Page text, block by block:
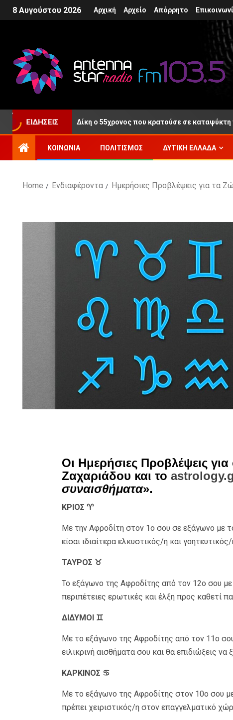
8 Αυγούστου 2026 Αρχική Αρχείο Απόρρητο
ΕΙΔΉΣΕΙΣ
μετά τη Δίκη ο 55χρονος που κρατούσε σε καταψύκτη τη σορό
ΚΟΙΝΩΝΊΑ ΠΟΛΙΤΙΣΜΌΣ ΔΥΤΙΚΉ ΕΛΛΆΔΑ
Home Ενδιαφέροντα Ημερήσιες Προβλέψεις για τα
Οι Ημερήσιες Προβλέψεις
Ζαχαριάδου και το
συναισθήματα».
ΚΡΙΟΣ ♈
Με την Αφροδίτη στον 1ο σου σε εξάγωνο με
είσαι ιδιαίτερα ελκυστικός/η και
ΤΑΥΡΟΣ ♉
Το εξάγωνο της Αφροδίτης από τον 12ο σου
περιπέτειες ερωτικές και έλξη προς καθετί
ΔΙΔΥΜΟΙ ♊
Με το εξάγωνο της Αφροδίτης από τον 11ο
ειλικρινή αισθήματα σου και θα επιδιώξεις
ΚΑΡΚΙΝΟΣ ♋
Με το εξάγωνο της Αφροδίτης στον 10ο σου
πρέπει χειριστικός/η στον επαγγελματικό